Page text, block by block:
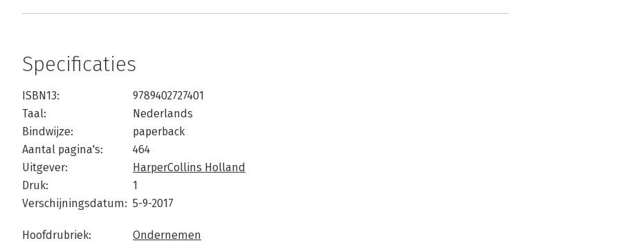
Specificaties
ISBN13:
9789402727401
Taal:
Nederlands
Bindwijze:
paperback
Aantal pagina's:
464
Uitgever:
HarperCollins Holland
Druk:
1
Verschijningsdatum: 5-9-2017
Hoofdrubriek:
Ondernemen